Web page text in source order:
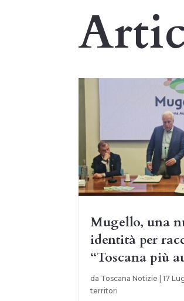
Mugello, una
identità per
“Toscana più
da Toscana Notizie |17
territori